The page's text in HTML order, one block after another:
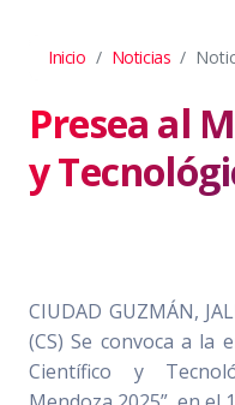
Inicio Noticias
Presea al
y
CIUDAD GUZMÁN,
(CS) Se convoca a la
Científico y